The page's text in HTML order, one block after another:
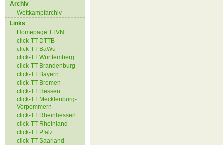
Archiv
Wettkampfarchiv
Links
Homepage TTVN
click-TT DTTB
click-TT BaWü
click-TT Württemberg
click-TT Brandenburg
click-TT Bayern
click-TT Bremen
click-TT Hessen
click-TT Mecklenburg-
Vorpommern
click-TT Rheinhessen
click-TT Rheinland
click-TT Pfalz
click-TT Saarland